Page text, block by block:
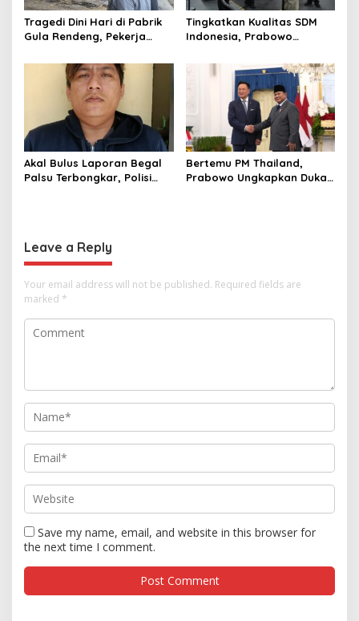
Tragedi Dini Hari di Pabrik
Gula Rendeng, Pekerja
Pengangkat Tebu
Tingkatkan Kualitas SDM
Indonesia, Prabowo
hingga Undang Universitas
Terbaik Dunia
Akal Bulus Laporan Begal
Palsu Terbongkar, Polisi
Bertemu PM Thailand,
Prabowo Ungkapkan Duka
Leave a Reply
Your email address will not be published. Required fields are
marked *
Save my name, email, and website in this browser for
the next time I comment.